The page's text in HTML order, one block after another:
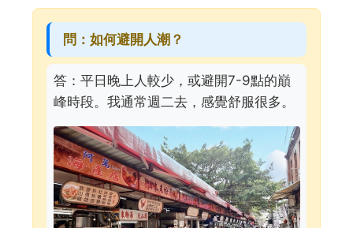
問：如何避開人潮？
答：平日晚上人較少，或避開7-9點的巔
峰時段。我通常週二去，感覺舒服很多。